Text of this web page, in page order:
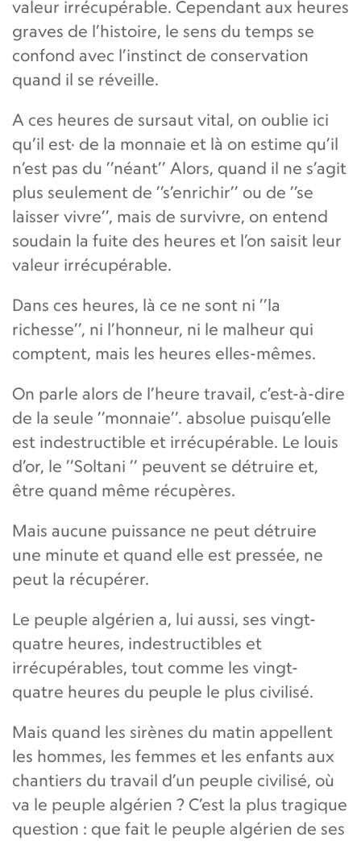
valeur irrécupérable. Cependant aux heures
graves de l’histoire, le sens du temps se
confond avec l’instinct de conservation
quand il se réveille.
A ces heures de sursaut vital, on oublie ici
qu’il est· de la monnaie et là on estime qu’il
n’est pas du ’’néant’’ Alors, quand il ne s’agit
plus seulement de ’’s’enrichir’’ ou de ’’se
laisser vivre’’, mais de survivre, on entend
soudain la fuite des heures et l’on saisit leur
valeur irrécupérable.
Dans ces heures, là ce ne sont ni ’’la
richesse’’, ni l’honneur, ni le malheur qui
comptent, mais les heures elles-mêmes.
On parle alors de l’heure travail, c’est-à-dire
de la seule ’’monnaie’’. absolue puisqu’elle
est indestructible et irrécupérable. Le louis
d’or, le ’’Soltani ’’ peuvent se détruire et,
être quand même récupères.
Mais aucune puissance ne peut détruire
une minute et quand elle est pressée, ne
peut la récupérer.
Le peuple algérien a, lui aussi, ses vingt-
quatre heures, indestructibles et
irrécupérables, tout comme les vingt-
quatre heures du peuple le plus civilisé.
Mais quand les sirènes du matin appellent
les hommes, les femmes et les enfants aux
chantiers du travail d’un peuple civilisé, où
va le peuple algérien ? C’est la plus tragique
question : que fait le peuple algérien de ses